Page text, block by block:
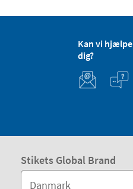
Kan vi hjælpe
dig?
Stikets Global Brand
Danmark